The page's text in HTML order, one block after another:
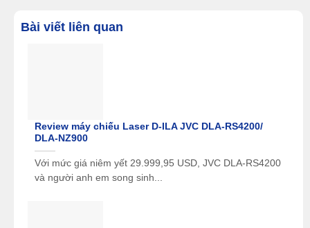
Vị trí được đề xuất
Màu sắc
sồi trắng), Dark Walnut (Gỗ óc chó
Kích thước (RxCxS) 162mm x 830mm x 283mm
Trọng lượng 10,8kg
Bài viết liên quan
Review máy chiếu Laser D-ILA JVC DLA-RS4200/
DLA-NZ900
Với mức giá niêm yết 29.999,95 USD, JVC DLA-RS4200
và người anh em song sinh...